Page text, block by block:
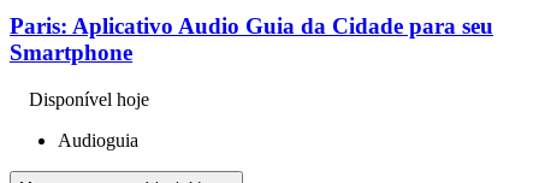
Paris: Aplicativo Audio Guia da Cidade para seu
Smartphone
Disponível hoje
Audioguia